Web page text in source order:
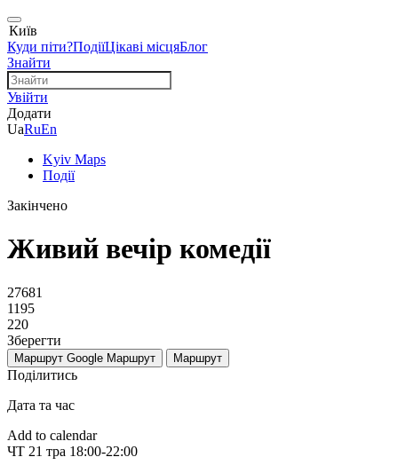
Київ
Куди піти?ПодіїЦікаві місцяБлог
Знайти
Увійти
Додати
UaRuEn
Kyiv Maps
Події
Закінчено
Живий вечір комедії
27681
1195
220
Зберегти
Маршрут Google Маршрут Маршрут
Поділитись
Дата та час
Add to calendar
ЧТ 21 тра 18:00-22:00